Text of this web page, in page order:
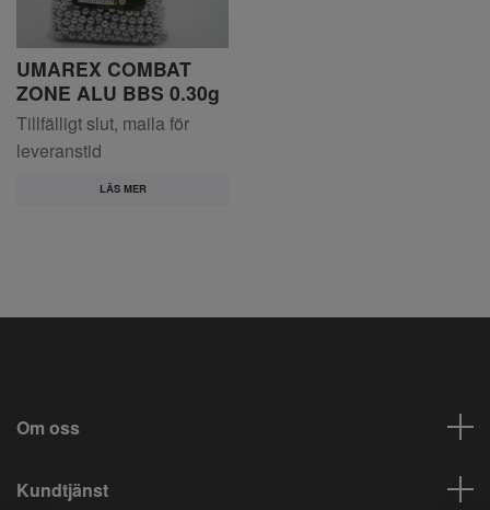
UMAREX COMBAT
ZONE ALU BBS 0.30g
Tillfälligt slut, maila för
leveranstid
LÄS MER
Om oss
Kundtjänst